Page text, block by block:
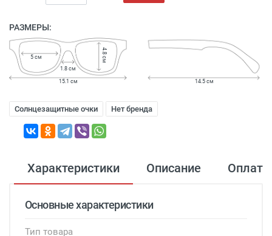
РАЗМЕРЫ:
1.8 см
5 см 4.8 см
15.1 см 14.5 см
Солнцезащитные очки Нет бренда
Характеристики Описание Оплата
Основные характеристики
Тип товара